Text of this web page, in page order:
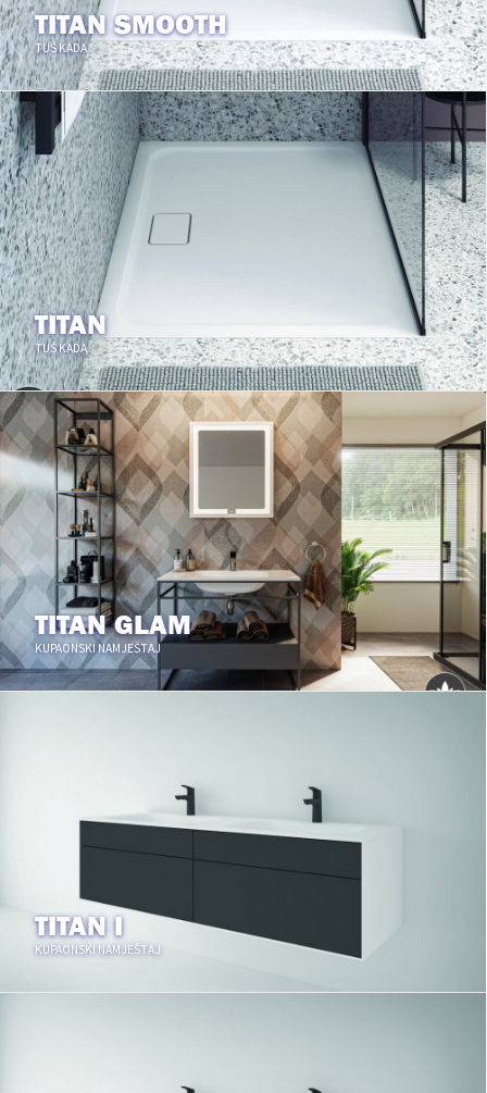
TITAN SMOOTH
TUŠ KADA
TITAN
TUŠ KADA
TITAN GLAM
KUPAONSKI NAMJEŠTAJ
TITAN I
KUPAONSKI NAMJEŠTAJ